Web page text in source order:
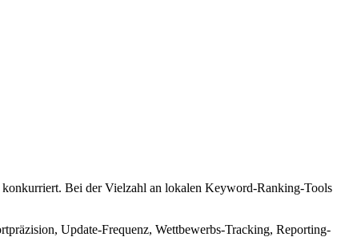
konkurriert. Bei der Vielzahl an lokalen Keyword-Ranking-Tools
Update-Frequenz, Wettbewerbs-Tracking, Reporting-